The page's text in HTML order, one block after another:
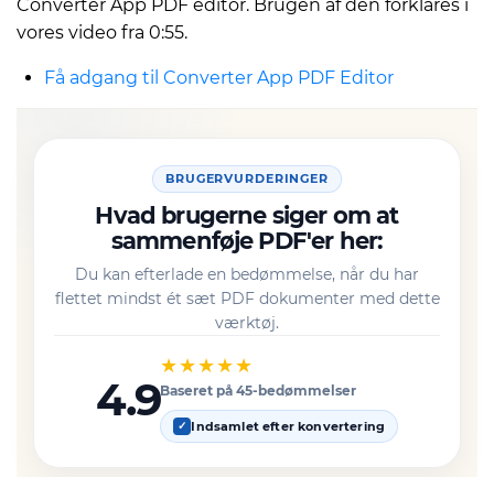
Converter App PDF editor. Brugen af den forklares i
vores video fra 0:55.
Få adgang til Converter App PDF Editor
BRUGERVURDERINGER
Hvad brugerne siger om at
sammenføje PDF'er her:
Du kan efterlade en bedømmelse, når du har
flettet mindst ét sæt PDF dokumenter med dette
værktøj.
4.9
★★★★★
Baseret på 45-bedømmelser
✓ Indsamlet efter konvertering